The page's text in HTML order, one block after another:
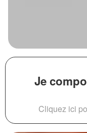
Je
Cliquez ici